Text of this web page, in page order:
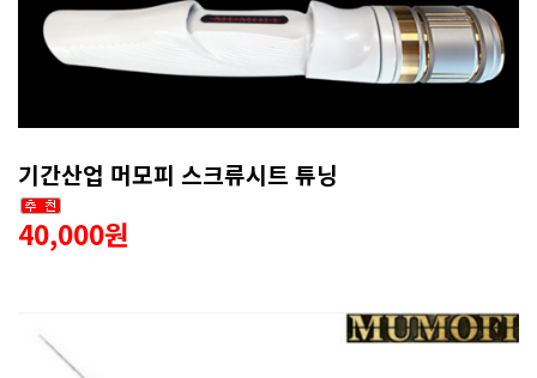
기간산업 머모피 스크류시트 튜닝
40,000원